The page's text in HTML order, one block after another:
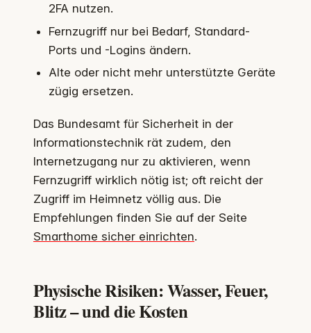
2FA nutzen.
Fernzugriff nur bei Bedarf, Standard-
Ports und -Logins ändern.
Alte oder nicht mehr unterstützte Geräte
zügig ersetzen.
Das Bundesamt für Sicherheit in der
Informationstechnik rät zudem, den
Internetzugang nur zu aktivieren, wenn
Fernzugriff wirklich nötig ist; oft reicht der
Zugriff im Heimnetz völlig aus. Die
Empfehlungen finden Sie auf der Seite
Smarthome sicher einrichten.
Physische Risiken: Wasser, Feuer,
Blitz – und die Kosten